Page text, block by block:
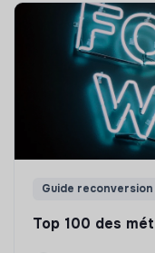
Guide reconversion
Top 100 des